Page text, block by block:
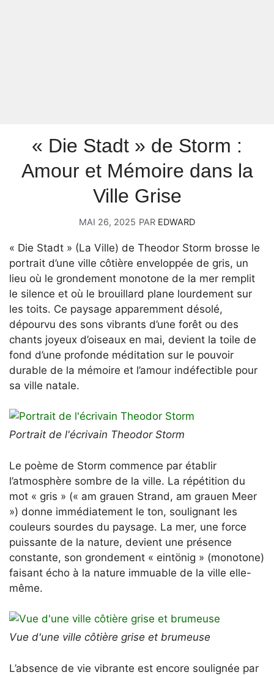
« Die Stadt » de Storm :
Amour et Mémoire dans la
Ville Grise
MAI 26, 2025 PAR EDWARD
« Die Stadt » (La Ville) de Theodor Storm brosse le
portrait d’une ville côtière enveloppée de gris, un
lieu où le grondement monotone de la mer remplit
le silence et où le brouillard plane lourdement sur
les toits. Ce paysage apparemment désolé,
dépourvu des sons vibrants d’une forêt ou des
chants joyeux d’oiseaux en mai, devient la toile de
fond d’une profonde méditation sur le pouvoir
durable de la mémoire et l’amour indéfectible pour
sa ville natale.
Portrait de l'écrivain Theodor Storm
Le poème de Storm commence par établir
l’atmosphère sombre de la ville. La répétition du
mot « gris » (« am grauen Strand, am grauen Meer
») donne immédiatement le ton, soulignant les
couleurs sourdes du paysage. La mer, une force
puissante de la nature, devient une présence
constante, son grondement « eintönig » (monotone)
faisant écho à la nature immuable de la ville elle-
même.
Vue d'une ville côtière grise et brumeuse
L’absence de vie vibrante est encore soulignée par